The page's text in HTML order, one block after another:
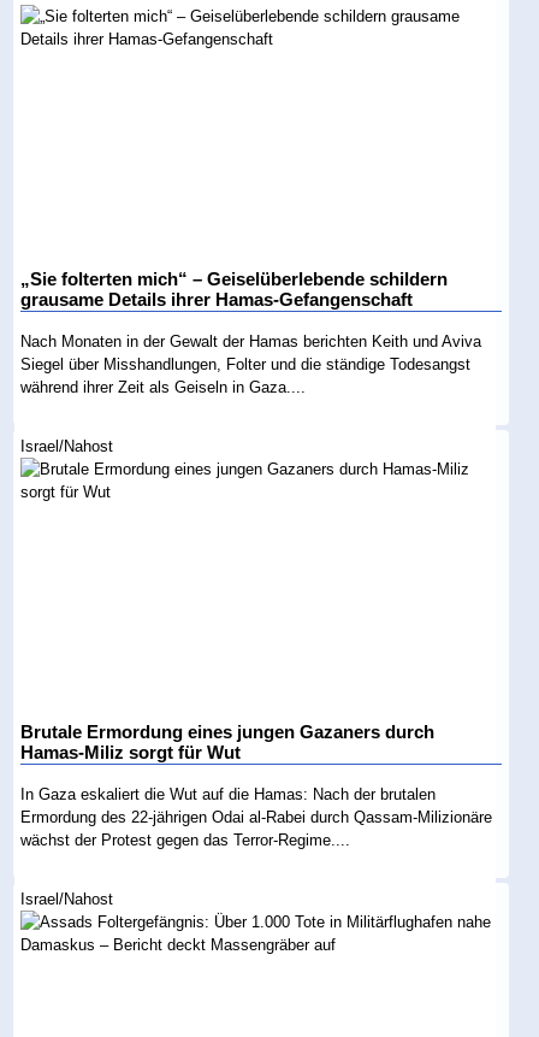
„Sie folterten mich“ – Geiselüberlebende schildern
grausame Details ihrer Hamas-Gefangenschaft
Nach Monaten in der Gewalt der Hamas berichten Keith und Aviva
Siegel über Misshandlungen, Folter und die ständige Todesangst
während ihrer Zeit als Geiseln in Gaza....
Israel/Nahost
Brutale Ermordung eines jungen Gazaners durch
Hamas-Miliz sorgt für Wut
In Gaza eskaliert die Wut auf die Hamas: Nach der brutalen
Ermordung des 22-jährigen Odai al-Rabei durch Qassam-Milizionäre
wächst der Protest gegen das Terror-Regime....
Israel/Nahost